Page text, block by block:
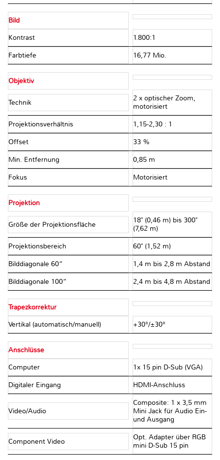
Bild
Kontrast 1.800:1
Farbtiefe 16,77 Mio.
Objektiv
Technik
2 x optischer Zoom,
motorisiert
Projektionsverhältnis 1,15-2,30 : 1
Offset 33 %
Min. Entfernung 0,85 m
Fokus Motorisiert
Projektion
Größe der Projektionsfläche
18" (0,46 m) bis 300"
(7,62 m)
Projektionsbereich 60" (1,52 m)
Bilddiagonale 60“ 1,4 m bis 2,8 m Abstand
Bilddiagonale 100“ 2,4 m bis 4,8 m Abstand
Trapezkorrektur
Vertikal (automatisch/manuell) +30°/±30°
Anschlüsse
Computer 1x 15 pin D-Sub (VGA)
Digitaler Eingang HDMI-Anschluss
Video/Audio
Composite: 1 x 3,5 mm
Mini Jack für Audio Ein-
und Ausgang
Component Video
Opt. Adapter über RGB
mini D-Sub 15 pin